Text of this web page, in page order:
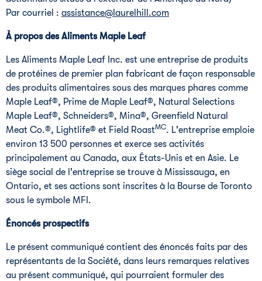
Par courriel : assistance@laurelhill.com
À propos des Aliments Maple Leaf
Les Aliments Maple Leaf Inc. est une entreprise de produits
de protéines de premier plan fabricant de façon responsable
des produits alimentaires sous des marques phares comme
Maple Leaf®, Prime de Maple Leaf®, Natural Selections
Maple Leaf®, Schneiders®, Mina®, Greenfield Natural
Meat Co.®, Lightlife® et Field RoastMC. L'entreprise emploie
environ 13 500 personnes et exerce ses activités
principalement au Canada, aux États-Unis et en Asie. Le
siège social de l'entreprise se trouve à Mississauga, en
Ontario, et ses actions sont inscrites à la Bourse de Toronto
sous le symbole MFI.
Énoncés prospectifs
Le présent communiqué contient des énoncés faits par des
représentants de la Société, dans leurs remarques relatives
au présent communiqué, qui pourraient formuler des